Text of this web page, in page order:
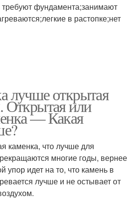
требуют фундамента;занимают
в растопке;нет
лучше открытая
Открытая или
— Какая
каменка, что лучше для
многие годы, вернее
упор идет на то, что камень в
лучше и не остывает от